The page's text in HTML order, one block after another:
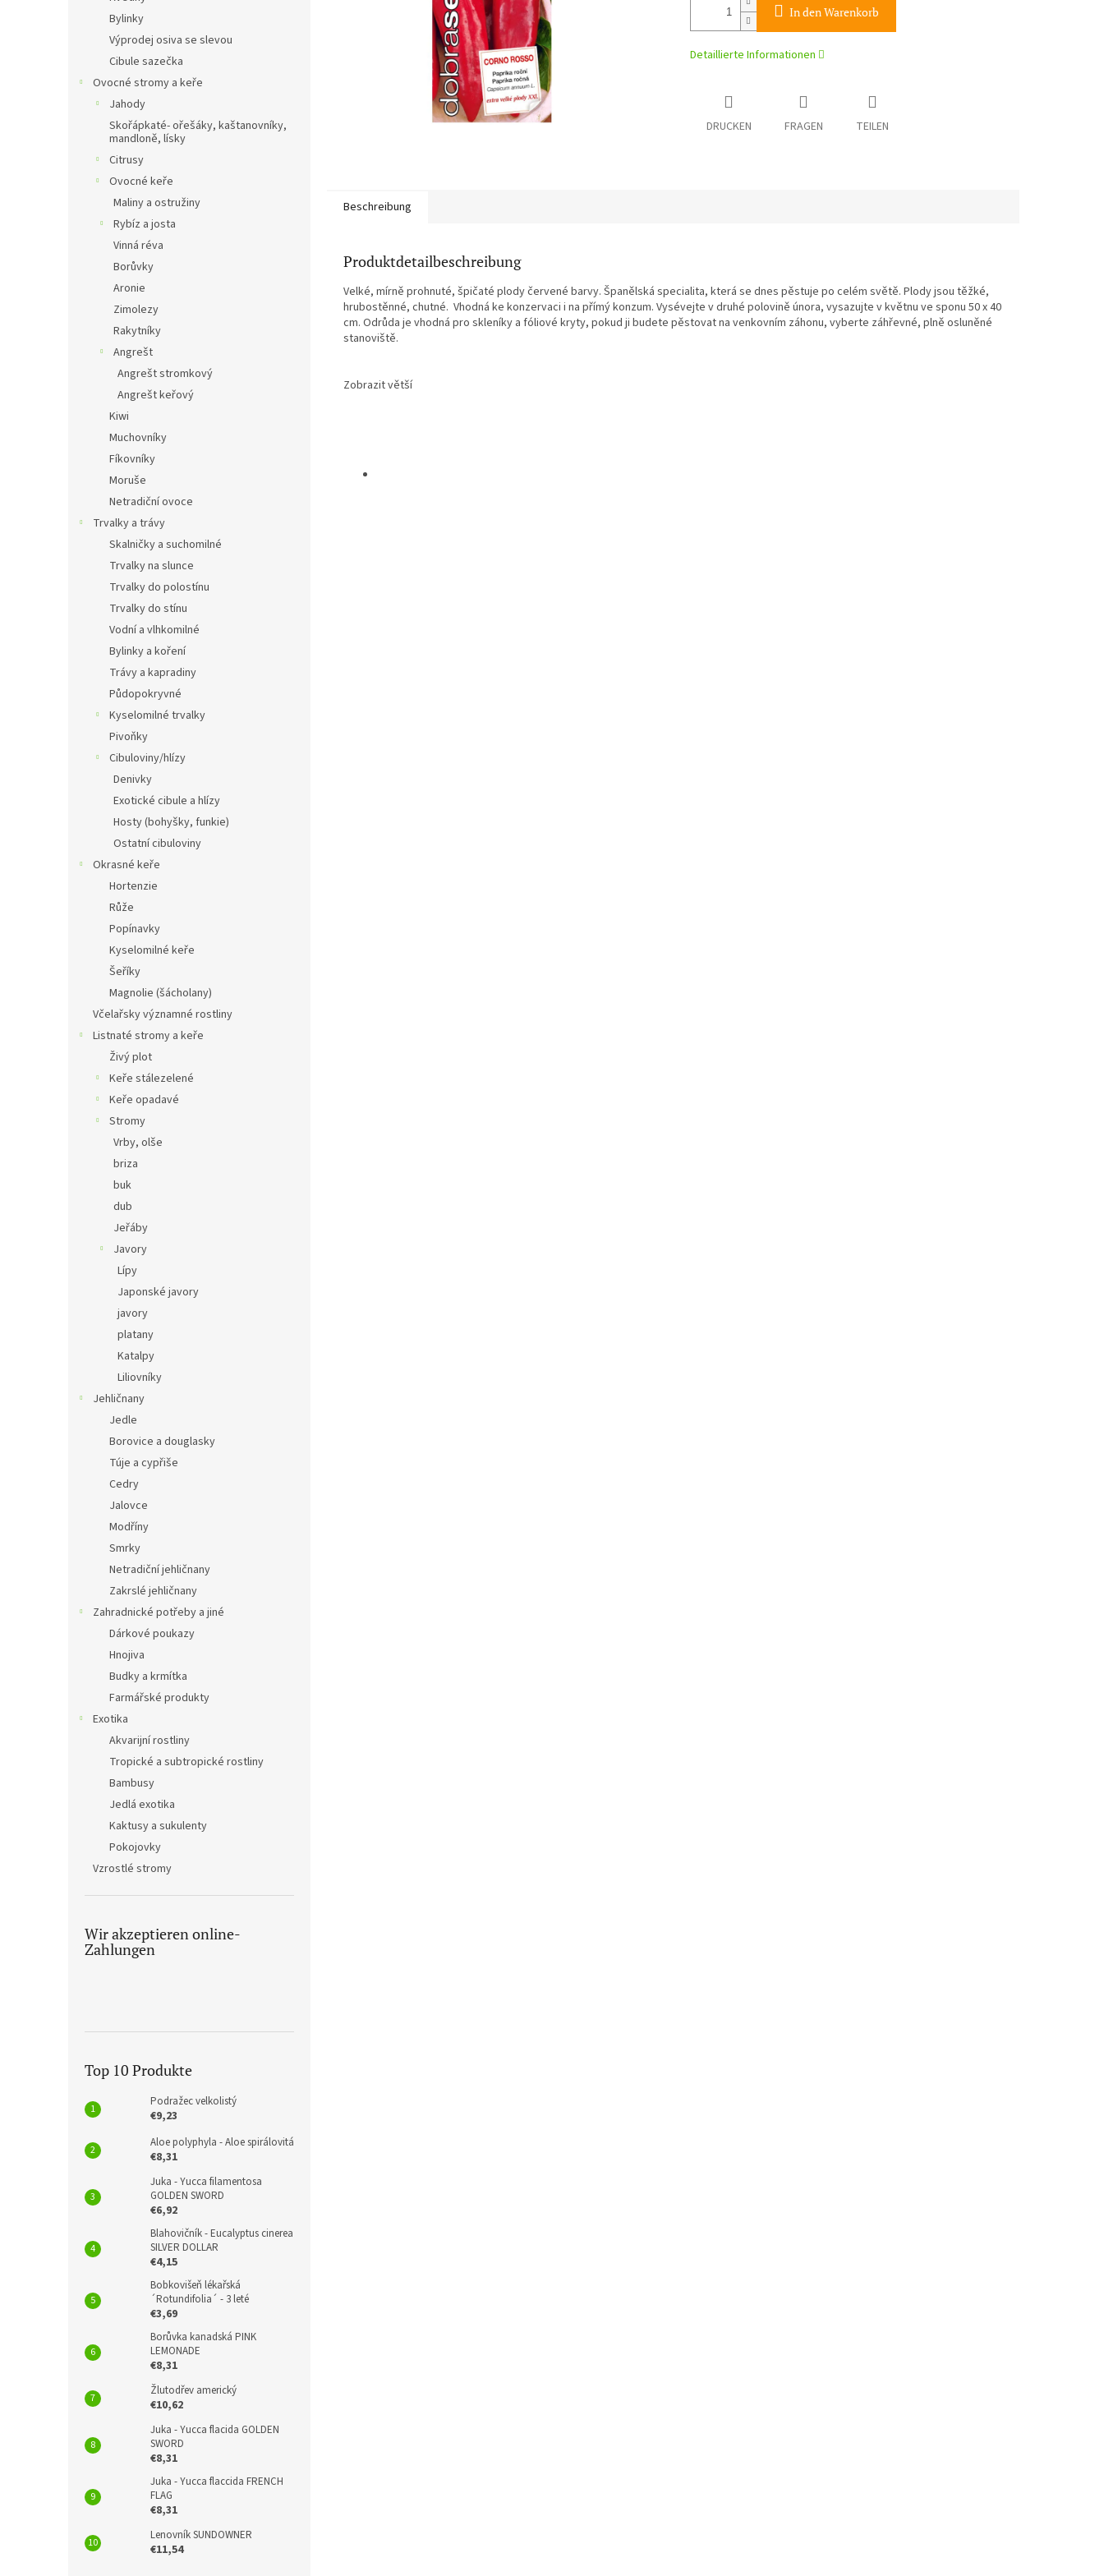
Bylinky
Výprodej osiva se slevou
Cibule sazečka
Ovocné stromy a keře
Jahody
Skořápkaté- ořešáky, kaštanovníky,
mandloně, lísky
Citrusy
Ovocné keře
Maliny a ostružiny
Rybíz a josta
Vinná réva
Borůvky
Aronie
Zimolezy
Rakytníky
Angrešt
Angrešt stromkový
Angrešt keřový
Kiwi
Muchovníky
Fíkovníky
Moruše
Netradiční ovoce
Trvalky a trávy
Skalničky a suchomilné
Trvalky na slunce
Trvalky do polostínu
Trvalky do stínu
Vodní a vlhkomilné
Bylinky a koření
Trávy a kapradiny
Půdopokryvné
Kyselomilné trvalky
Pivoňky
Cibuloviny/hlízy
Denivky
Exotické cibule a hlízy
Hosty (bohyšky, funkie)
Ostatní cibuloviny
Okrasné keře
Hortenzie
Růže
Popínavky
Kyselomilné keře
Šeříky
Magnolie (šácholany)
Včelařsky významné rostliny
Listnaté stromy a keře
Živý plot
Keře stálezelené
Keře opadavé
Stromy
Vrby, olše
briza
buk
dub
Jeřáby
Javory
Lípy
Japonské javory
javory
platany
Katalpy
Liliovníky
Jehličnany
Jedle
Borovice a douglasky
Túje a cypřiše
Cedry
Jalovce
Modříny
Smrky
Netradiční jehličnany
Zakrslé jehličnany
Zahradnické potřeby a jiné
Dárkové poukazy
Hnojiva
Budky a krmítka
Farmářské produkty
Exotika
Akvarijní rostliny
Tropické a subtropické rostliny
Bambusy
Jedlá exotika
Kaktusy a sukulenty
Pokojovky
Vzrostlé stromy
Wir akzeptieren online-
Zahlungen
Top 10 Produkte
Podražec velkolistý
€9,23
Aloe polyphyla - Aloe spirálovitá
€8,31
Juka - Yucca filamentosa
GOLDEN SWORD
€6,92
Blahovičník - Eucalyptus cinerea
SILVER DOLLAR
€4,15
Bobkovišeň lékařská
´Rotundifolia´ - 3 leté
€3,69
Borůvka kanadská PINK
LEMONADE
€8,31
Žlutodřev americký
€10,62
Juka - Yucca flacida GOLDEN
SWORD
€8,31
Juka - Yucca flaccida FRENCH
FLAG
€8,31
Lenovník SUNDOWNER
€11,54
In den Warenkorb
Detaillierte Informationen
DRUCKEN FRAGEN TEILEN
Beschreibung
Produktdetailbeschreibung
Velké, mírně prohnuté, špičaté plody červené barvy. Španělská specialita, která se dnes pěstuje po celém světě. Plody jsou těžké,
hrubostěnné, chutné. Vhodná ke konzervaci i na přímý konzum. Vysévejte v druhé polovině února, vysazujte v květnu ve sponu 50 x 40
cm. Odrůda je vhodná pro skleníky a fóliové kryty, pokud ji budete pěstovat na venkovním záhonu, vyberte záhřevné, plně osluněné
stanoviště.
Zobrazit větší